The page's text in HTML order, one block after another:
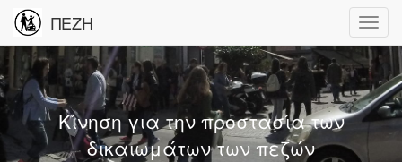
ΠΕΖΗ
Κίνηση για την προστασία των
δικαιωμάτων των πεζών